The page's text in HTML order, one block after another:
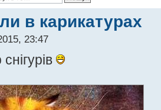
в карикатурах
23:47